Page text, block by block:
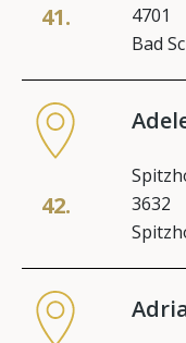
41.
4701
Bad
42.
3632